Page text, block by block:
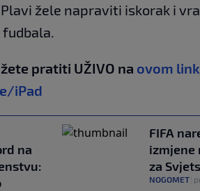
žele napraviti iskorak i
pratiti UŽIVO na ovom
iPad
na
FIFA
izmjene
za
NOGOMET